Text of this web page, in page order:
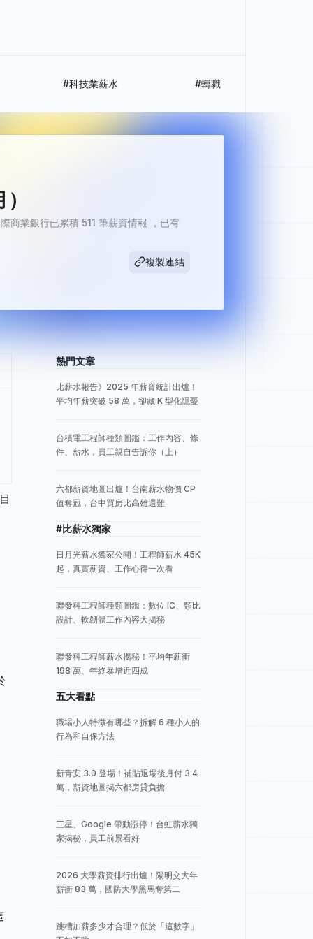
#科技業薪水 #轉職
商業銀行已累積 511 筆薪資情報 ，已有
複製連結
熱門文章
比薪水報告》2025 年薪資統計出爐！
平均年薪突破 58 萬，卻藏 K 型化隱憂
台積電工程師種類圖鑑：工作內容、條
件、薪水，員工親自告訴你（上）
六都薪資地圖出爐！台南薪水物價 CP
值奪冠，台中買房比高雄還難
#比薪水獨家
日月光薪水獨家公開！工程師薪水 45K
起，真實薪資、工作心得一次看
聯發科工程師種類圖鑑：數位 IC、類比
設計、軟韌體工作內容大揭秘
聯發科工程師薪水揭秘！平均年薪衝
198 萬、年終暴增近四成
五大看點
職場小人特徵有哪些？拆解 6 種小人的
行為和自保方法
新青安 3.0 登場！補貼退場後月付 3.4
萬，薪資地圖揭六都房貸負擔
三星、Google 帶動漲停！台虹薪水獨
家揭秘，員工前景看好
2026 大學薪資排行出爐！陽明交大年
薪衝 83 萬，國防大學黑馬奪第二
跳槽加薪多少才合理？低於「這數字」